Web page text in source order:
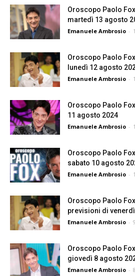
Oroscopo Paolo
martedì 13 agosto
Emanuele Ambrosio -
Oroscopo Paolo
lunedì 12 agosto
Emanuele Ambrosio -
Oroscopo Paolo
11 agosto 2024
Emanuele Ambrosio -
Oroscopo Paolo
sabato 10 agosto
Emanuele Ambrosio -
Oroscopo Paolo
previsioni di
Emanuele Ambrosio -
Oroscopo Paolo
giovedì 8 agosto
Emanuele Ambrosio -